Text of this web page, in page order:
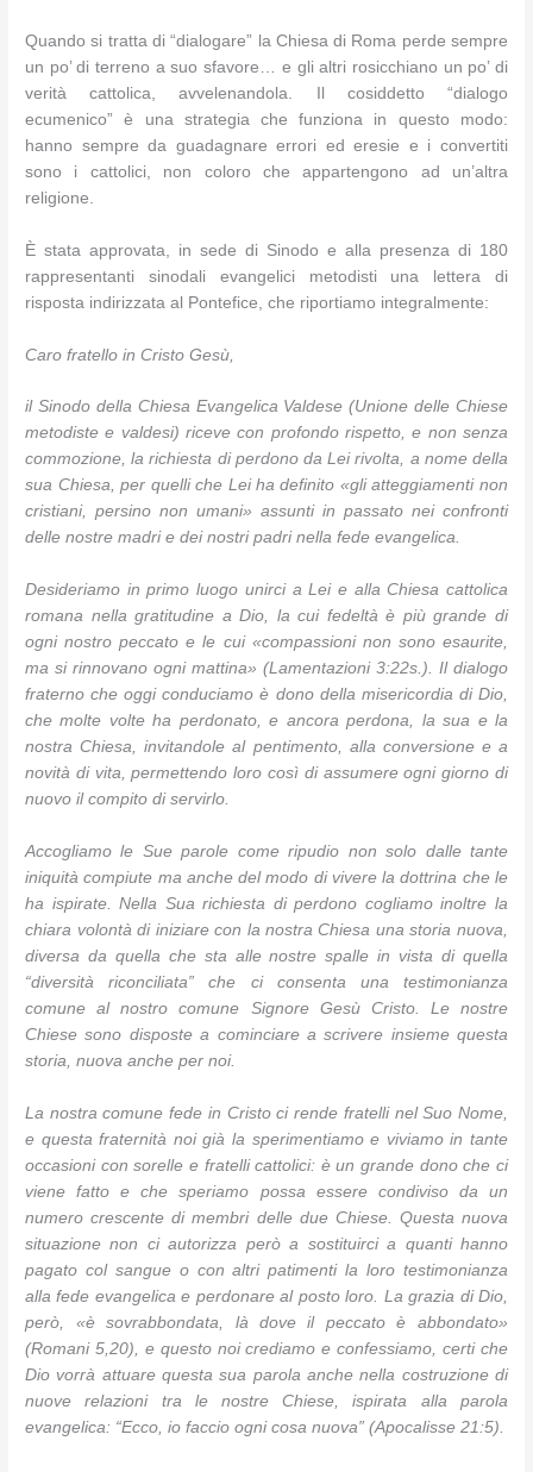
Quando si tratta di “dialogare” la Chiesa di Roma perde sempre
un po’ di terreno a suo sfavore… e gli altri rosicchiano un po’ di
verità cattolica, avvelenandola. Il cosiddetto “dialogo
ecumenico” è una strategia che funziona in questo modo:
hanno sempre da guadagnare errori ed eresie e i convertiti
sono i cattolici, non coloro che appartengono ad un’altra
religione.
È stata approvata, in sede di Sinodo e alla presenza di 180
rappresentanti sinodali evangelici metodisti una lettera di
risposta indirizzata al Pontefice, che riportiamo integralmente:
Caro fratello in Cristo Gesù,
il Sinodo della Chiesa Evangelica Valdese (Unione delle Chiese
metodiste e valdesi) riceve con profondo rispetto, e non senza
commozione, la richiesta di perdono da Lei rivolta, a nome della
sua Chiesa, per quelli che Lei ha definito «gli atteggiamenti non
cristiani, persino non umani» assunti in passato nei confronti
delle nostre madri e dei nostri padri nella fede evangelica.
Desideriamo in primo luogo unirci a Lei e alla Chiesa cattolica
romana nella gratitudine a Dio, la cui fedeltà è più grande di
ogni nostro peccato e le cui «compassioni non sono esaurite,
ma si rinnovano ogni mattina» (Lamentazioni 3:22s.). Il dialogo
fraterno che oggi conduciamo è dono della misericordia di Dio,
che molte volte ha perdonato, e ancora perdona, la sua e la
nostra Chiesa, invitandole al pentimento, alla conversione e a
novità di vita, permettendo loro così di assumere ogni giorno di
nuovo il compito di servirlo.
Accogliamo le Sue parole come ripudio non solo dalle tante
iniquità compiute ma anche del modo di vivere la dottrina che le
ha ispirate. Nella Sua richiesta di perdono cogliamo inoltre la
chiara volontà di iniziare con la nostra Chiesa una storia nuova,
diversa da quella che sta alle nostre spalle in vista di quella
“diversità riconciliata” che ci consenta una testimonianza
comune al nostro comune Signore Gesù Cristo. Le nostre
Chiese sono disposte a cominciare a scrivere insieme questa
storia, nuova anche per noi.
La nostra comune fede in Cristo ci rende fratelli nel Suo Nome,
e questa fraternità noi già la sperimentiamo e viviamo in tante
occasioni con sorelle e fratelli cattolici: è un grande dono che ci
viene fatto e che speriamo possa essere condiviso da un
numero crescente di membri delle due Chiese. Questa nuova
situazione non ci autorizza però a sostituirci a quanti hanno
pagato col sangue o con altri patimenti la loro testimonianza
alla fede evangelica e perdonare al posto loro. La grazia di Dio,
però, «è sovrabbondata, là dove il peccato è abbondato»
(Romani 5,20), e questo noi crediamo e confessiamo, certi che
Dio vorrà attuare questa sua parola anche nella costruzione di
nuove relazioni tra le nostre Chiese, ispirata alla parola
evangelica: “Ecco, io faccio ogni cosa nuova” (Apocalisse 21:5).